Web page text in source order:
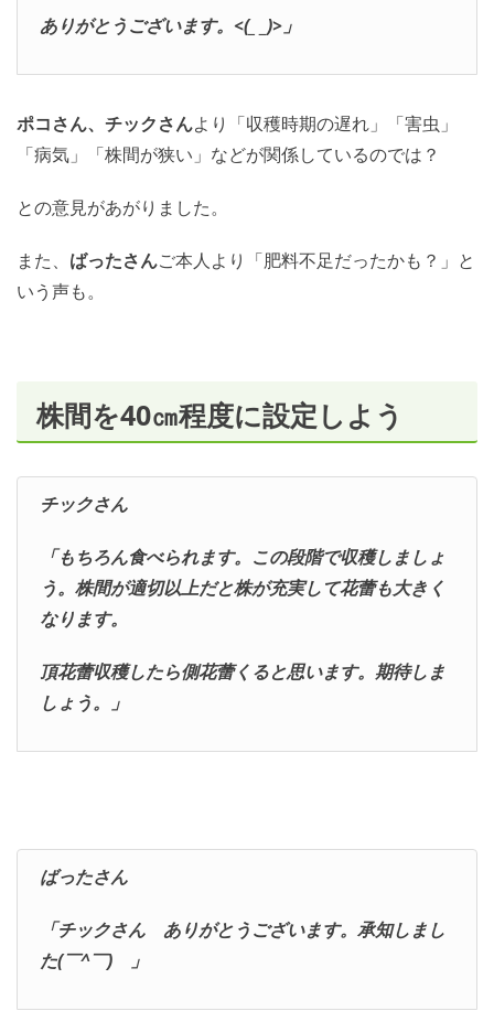
ありがとうございます。<(_ _)>」
ポコさん、チックさんより「収穫時期の遅れ」「害虫」
「病気」「株間が狭い」などが関係しているのでは？
との意見があがりました。
また、 ばったさんご本人より「肥料不足だったかも？」と
いう声も。
株間を40㎝程度に設定しよう
チックさん
「もちろん食べられます。この段階で収穫しましょ
う。 株間が適切以上だと株が充実して花蕾も大きく
なります。
頂花蕾収穫したら側花蕾くると思います。期待しま
しょう。」
ばったさん
「チックさん ありがとうございます。承知しまし
た(￣^￣)ゞ」